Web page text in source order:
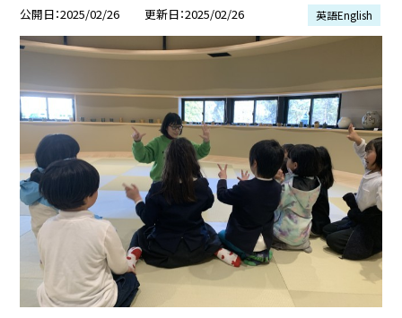
公開日 2025/02/26 更新日 2025/02/26 英語English